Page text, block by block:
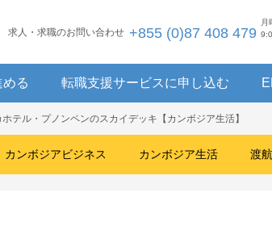
求人・求職のお問い合わせ +855 (0)87 408 479
る 転職支援サービスに申し込む
テル・プノンペンのスカイデッキ【カンボジア生活】
カンボジアビジネス カンボジア生活 渡